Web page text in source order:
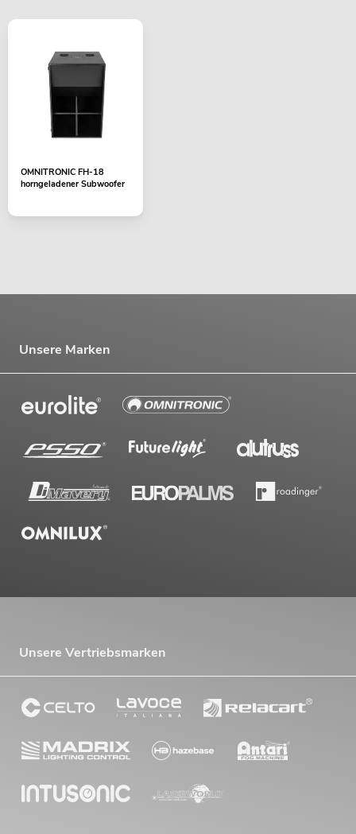
OMNITRONIC FH-18
horngeladener Subwoofer
Unsere Marken
Unsere Vertriebsmarken